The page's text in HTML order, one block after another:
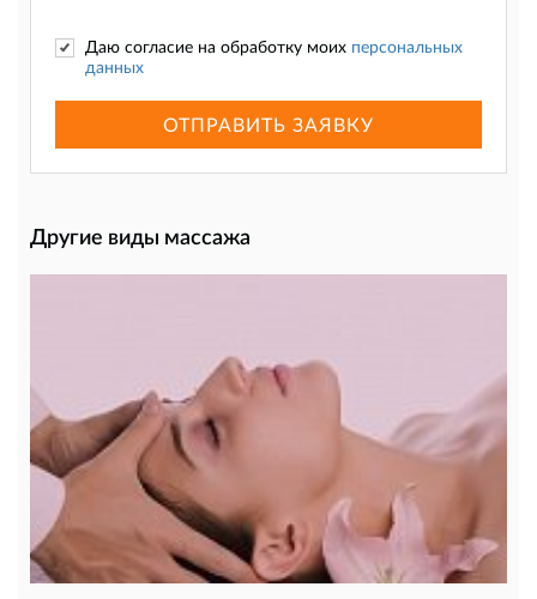
Даю согласие на обработку моих персональных
данных
ОТПРАВИТЬ ЗАЯВКУ
Другие виды массажа